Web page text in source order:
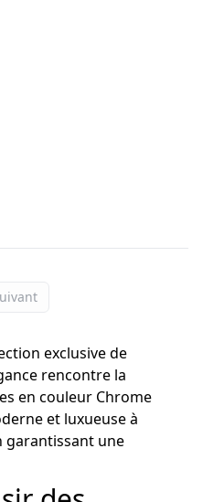
exclusive de
rencontre la
en couleur Chrome
et luxueuse à
garantissant une